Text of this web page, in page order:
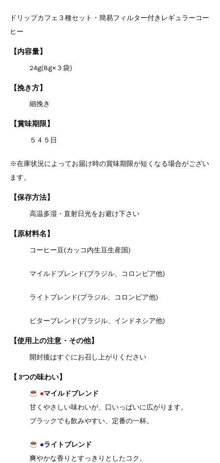
ドリップカフェ３種セット・簡易フィルター付きレギュラーコー
ヒー
【内容量】
24g(8g×３袋)
【挽き方】
細挽き
【賞味期限】
５４５日
※在庫状況によってお届け時の賞味期限が短くなる場合がござい
ます。
【保存方法】
高温多湿・直射日光をお避け下さい
【原材料名】
コーヒー豆(カッコ内生豆生産国)
マイルドブレンド(ブラジル、コロンビア他)
ライトブレンド(プラジル、コロンビア他)
ビターブレンド(ブラジル、インドネシア他)
【使用上の注意・その他】
開封後はすぐにお召し上がりください
【 3つの味わい】
●マイルドブレンド
甘くやさしい味わいが、口いっぱいに広がります。
ブラックでも飲みやすい、定番の一杯。
●ライトブレンド
爽やかな香りとすっきりとしたコク。